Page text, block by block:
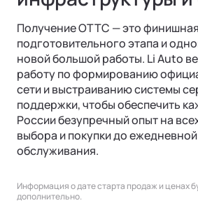
Получение ОТТС — это
подготовительного этапа и
новой большой работы. Li Auto
работу по формированию
сети и выстраиванию системы
поддержки, чтобы обеспечить
России безупречный опыт на
выбора и покупки до
обслуживания.
Информация о дате старта продаж и ценах
дополнительно.